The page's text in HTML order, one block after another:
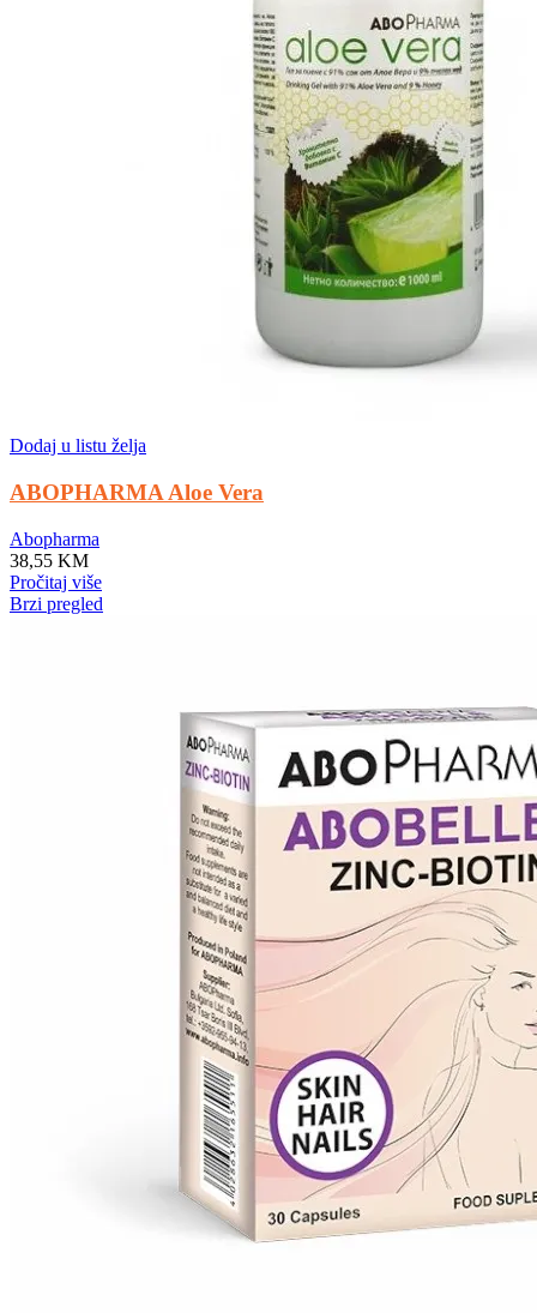
Dodaj u listu želja
ABOPHARMA Aloe Vera
Abopharma
38,55 KM
Pročitaj više
Brzi pregled